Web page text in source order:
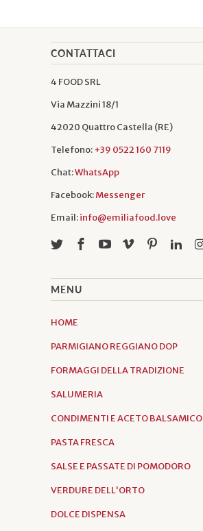
CONTATTACI
4 FOOD SRL
Via Mazzini 18/1
42020 Quattro Castella (RE)
Telefono:+39 0522 160 7119
Chat:WhatsApp
Facebook:Messenger
Email:info@emiliafood.love
MENU
HOME
PARMIGIANO REGGIANO DOP
FORMAGGI DELLA TRADIZIONE
SALUMERIA
CONDIMENTI E ACETO BALSAMICO
PASTA FRESCA
SALSE E PASSATE DI POMODORO
VERDURE DELL'ORTO
DOLCE DISPENSA